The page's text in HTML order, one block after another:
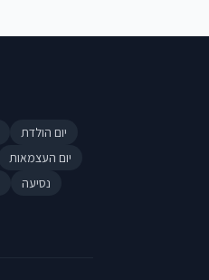
יום הולדת
יום העצמאות
נסיעה